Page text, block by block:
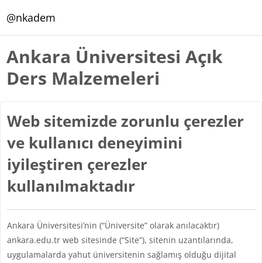
@nkadem
Ankara Üniversitesi Açık
Ders Malzemeleri
Web sitemizde zorunlu çerezler
ve kullanıcı deneyimini
iyileştiren çerezler
kullanılmaktadır
Ankara Üniversitesi’nin (“Üniversite” olarak anılacaktır)
ankara.edu.tr web sitesinde (“Site”), sitenin uzantılarında,
uygulamalarda yahut üniversitenin sağlamış olduğu dijital